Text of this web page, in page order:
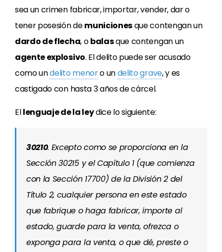
sea un crimen fabricar, importar, vender, dar o
tener posesión demunicionesque contengan un
dardo de flecha, obalasque contengan un
agente explosivo. El delito puede ser acusado
como undelito menoro undelito grave, y es
castigado con hasta 3 años de cárcel.
Ellenguaje de la leydice lo siguiente:
30210. Excepto como se proporciona en la
Sección 30215 y el Capítulo 1 (que comienza
con la Sección 17700) de la División 2 del
Título 2, cualquier persona en este estado
que fabrique o haga fabricar, importe al
estado, guarde para la venta, ofrezca o
exponga para la venta, o que dé, preste o